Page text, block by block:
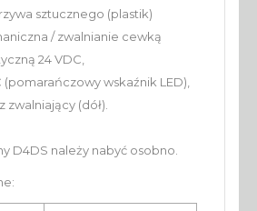
sztucznego (plastik)
/ zwalnianie cewką
24 VDC,
(pomarańczowy wskaźnik LED),
zwalniający (dół).
D4DS należy nabyć osobno.